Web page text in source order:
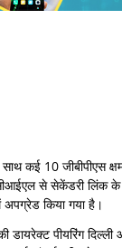
साथ कई 10
से सेकेंडरी लिंक के
अपग्रेड किया गया है।
पीयरिंग